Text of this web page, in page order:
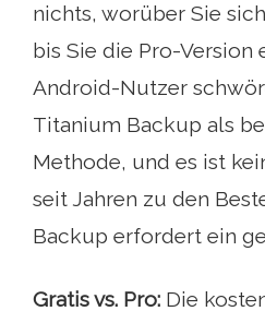
nichts, worüber Sie
bis Sie die Pro-Version
Android-Nutzer
Titanium Backup als
Methode, und es ist
seit Jahren zu den
Backup erfordert ein
Gratis vs. Pro: Die